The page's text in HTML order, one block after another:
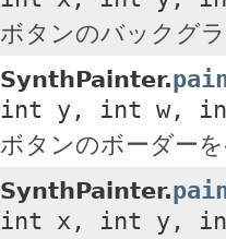
ボタンのバックグ
SynthPainter.
int y, int w,
ボタンのボーダー
SynthPainter.
int x, int y,